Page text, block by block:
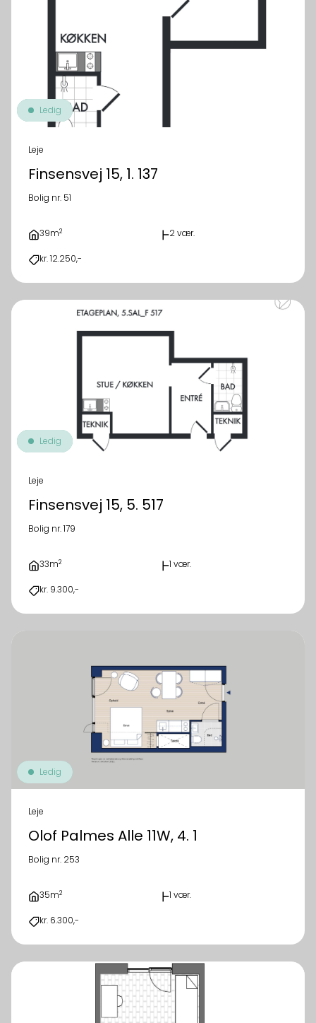
Ledig
Leje
Finsensvej 15, 1. 137
Bolig nr. 51
39m2 2 vær.
kr. 12.250,-
Ledig
Leje
Finsensvej 15, 5. 517
Bolig nr. 179
33m2 1 vær.
kr. 9.300,-
Ledig
Leje
Olof Palmes Alle 11W, 4. 1
Bolig nr. 253
35m2 1 vær.
kr. 6.300,-